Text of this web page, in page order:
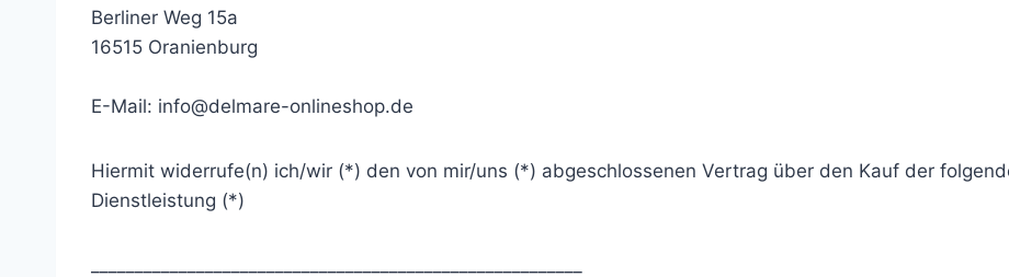
Berliner Weg 15a
16515 Oranienburg
E-Mail: info@delmare-onlineshop.de
Hiermit widerrufe(n) ich/wir (*) den von mir/uns (*) abgeschlossenen Vertrag über den Kauf der
Dienstleistung (*)